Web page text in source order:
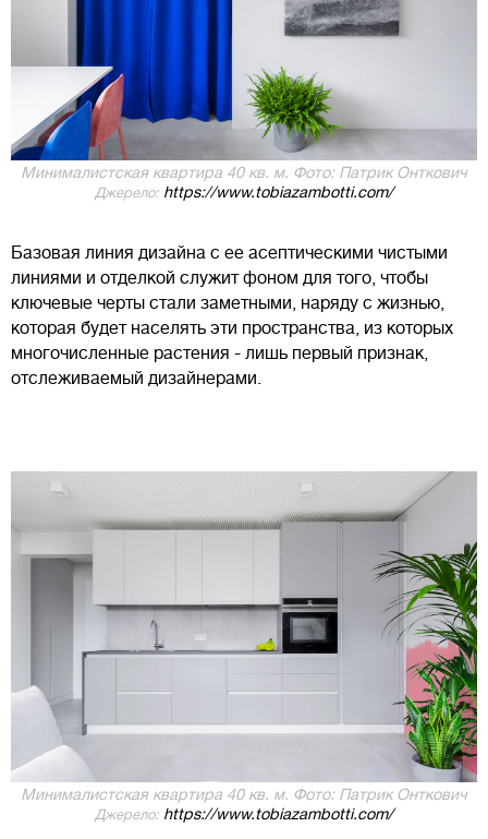
Минималистская квартира 40 кв. м. Фото: Патрик Онткович
Джерело: https://www.tobiazambotti.com/
Базовая линия дизайна с ее асептическими чистыми
линиями и отделкой служит фоном для того, чтобы
ключевые черты стали заметными, наряду с жизнью,
которая будет населять эти пространства, из которых
многочисленные растения - лишь первый признак,
отслеживаемый дизайнерами.
Минималистская квартира 40 кв. м. Фото: Патрик Онткович
Джерело: https://www.tobiazambotti.com/